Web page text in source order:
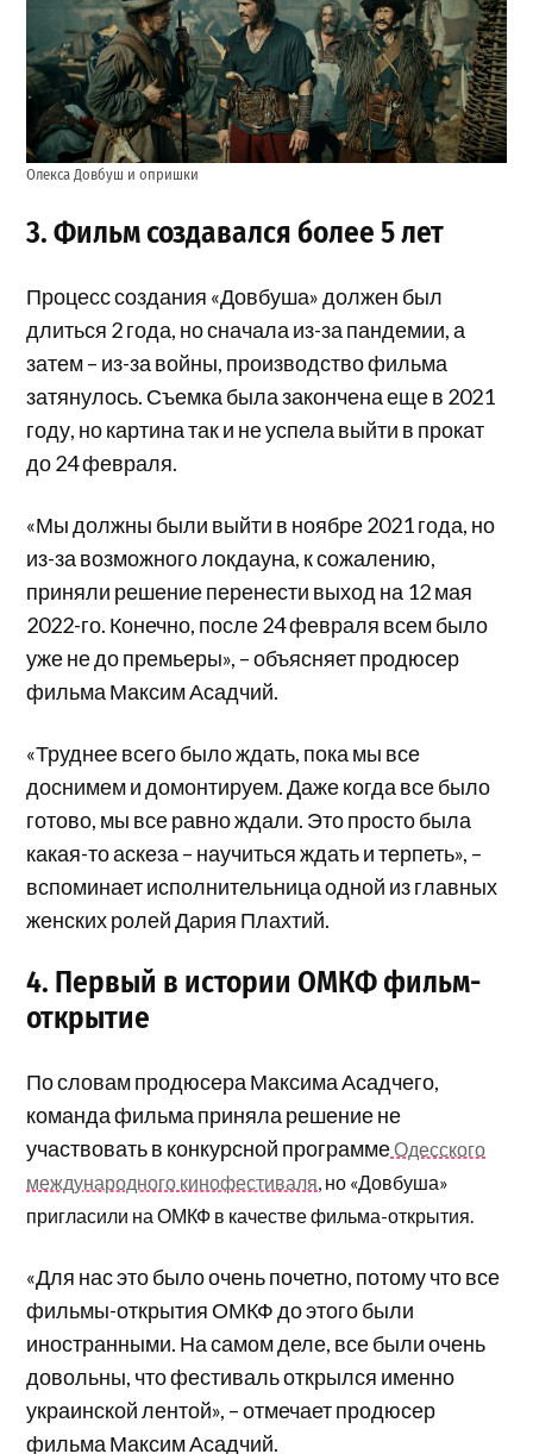
Олекса Довбуш и опришки
3. Фильм создавался более 5 лет
Процесс создания «Довбуша» должен был
длиться 2 года, но сначала из-за пандемии, а
затем – из-за войны, производство фильма
затянулось. Съемка была закончена еще в 2021
году, но картина так и не успела выйти в прокат
до 24 февраля.
«Мы должны были выйти в ноябре 2021 года, но
из-за возможного локдауна, к сожалению,
приняли решение перенести выход на 12 мая
2022-го. Конечно, после 24 февраля всем было
уже не до премьеры», – объясняет продюсер
фильма Максим Асадчий.
«Труднее всего было ждать, пока мы все
доснимем и домонтируем. Даже когда все было
готово, мы все равно ждали. Это просто была
какая-то аскеза – научиться ждать и терпеть», –
вспоминает исполнительница одной из главных
женских ролей Дария Плахтий.
4. Первый в истории ОМКФ фильм-
открытие
По словам продюсера Максима Асадчего,
команда фильма приняла решение не
участвовать в конкурсной программеОдесского
международного кинофестиваля , но «Довбуша»
пригласили на ОМКФ в качестве фильма-открытия.
«Для нас это было очень почетно, потому что все
фильмы-открытия ОМКФ до этого были
иностранными. На самом деле, все были очень
довольны, что фестиваль открылся именно
украинской лентой», – отмечает продюсер
фильма Максим Асадчий.